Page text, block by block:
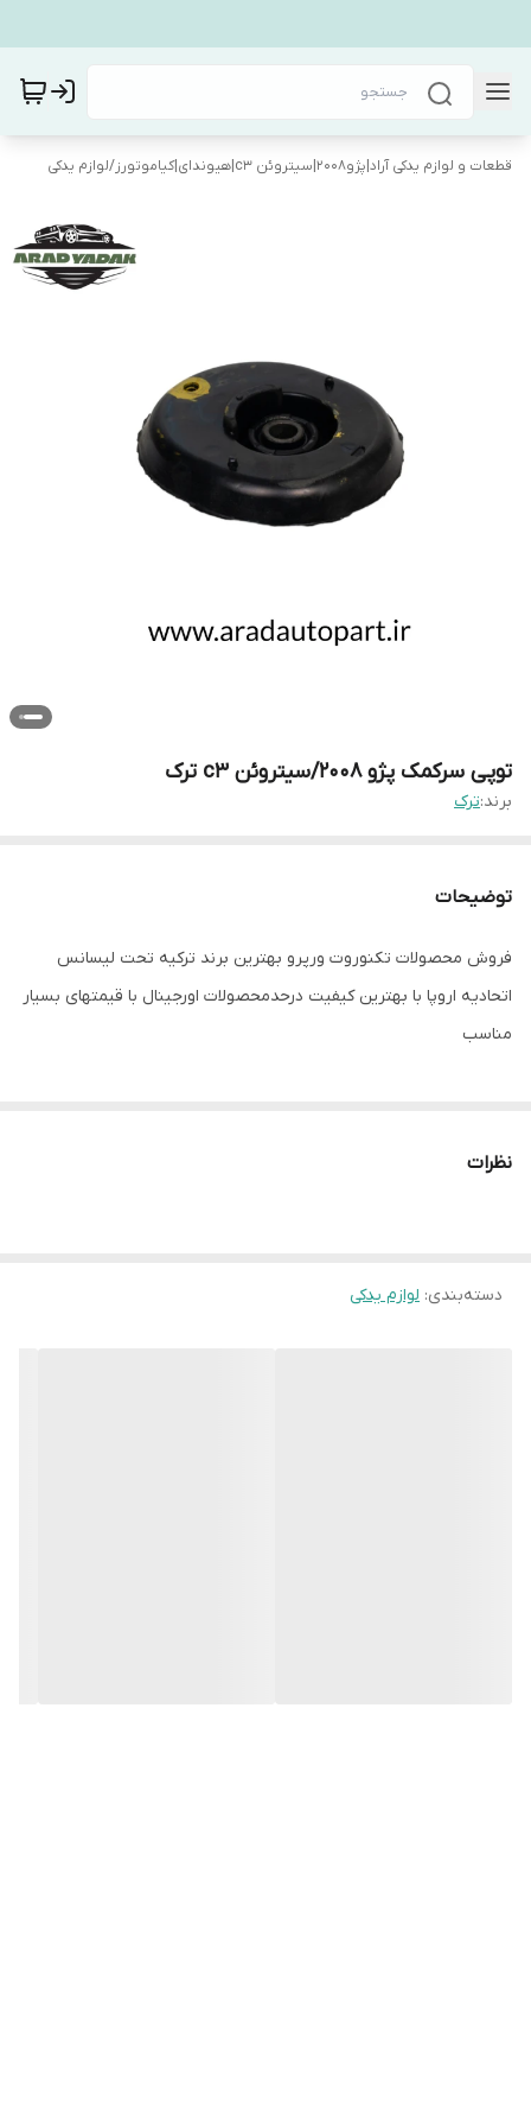
قطعات و لوازم یدکی آراد|پژو۲۰۰۸|سیتروئن c3|هیوندای|کیاموتورز /لوازم یدکی
توپی سرکمک پژو ۲۰۰۸/سیتروئن c3 ترک
برند:ترک
توضیحات
فروش محصولات تکنوروت ورپرو بهترین برند ترکیه تحت لیسانس
اتحادیه اروپا با بهترین کیفیت درحدمحصولات اورجینال با قیمتهای بسیار
مناسب
نظرات
دسته‌بندی: لوازم یدکی